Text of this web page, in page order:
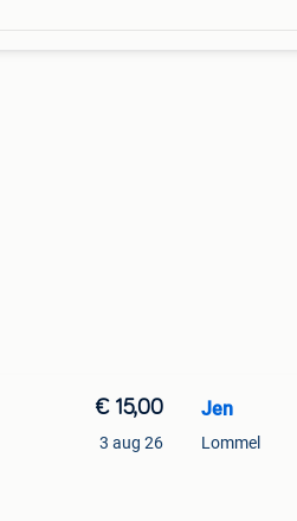
€ 15,00
3 aug 26
Jen
Lommel